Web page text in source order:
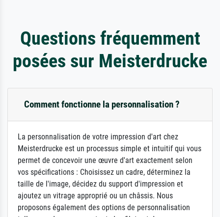
Questions fréquemment
posées sur Meisterdrucke
Comment fonctionne la personnalisation ?
La personnalisation de votre impression d'art chez
Meisterdrucke est un processus simple et intuitif qui vous
permet de concevoir une œuvre d'art exactement selon
vos spécifications : Choisissez un cadre, déterminez la
taille de l'image, décidez du support d'impression et
ajoutez un vitrage approprié ou un châssis. Nous
proposons également des options de personnalisation